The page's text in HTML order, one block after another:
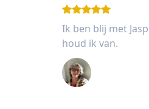
Ik ben blij met
houd ik van.